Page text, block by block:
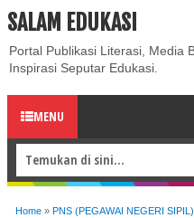
ABOUT CONTACT US
SALAM EDUKASI
Portal Publikasi Literasi, Media
Inspirasi Seputar Edukasi.
MENU
Home » PNS (PEGAWAI NEGERI SIPIL)